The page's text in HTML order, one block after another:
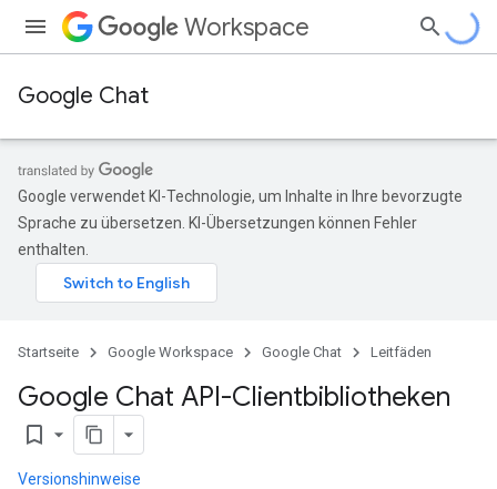
Workspace
Google Chat
Google verwendet KI-Technologie, um Inhalte in Ihre bevorzugte
Sprache zu übersetzen. KI-Übersetzungen können Fehler
enthalten.
Startseite Google Workspace Google Chat Leitfäden
Google Chat API-Clientbibliotheken
bookmark_border
Versionshinweise